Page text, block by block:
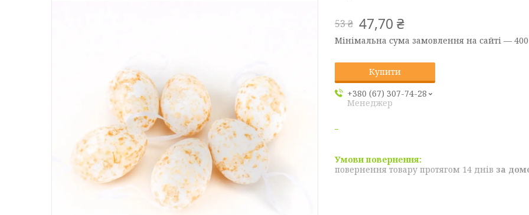
53 ₴ 47,70 ₴
Мінімальна сума замовлення на сайті —
Купити
+380 (67) 307-74-28
Менеджер
повернення товару протягом 14 днів за